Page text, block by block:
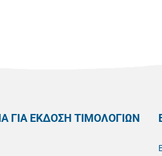
ΓΙΑ ΕΚΔΟΣΗ ΤΙΜΟΛΟΓΙΩΝ